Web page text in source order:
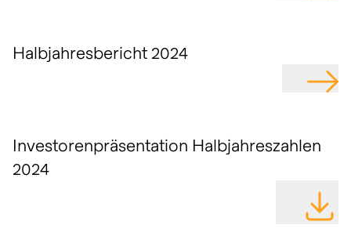
Halbjahresbericht 2024
GEHE
Investorenpräsentation Halbjahreszahlen
2024
DATEI